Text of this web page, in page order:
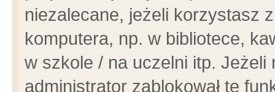
niezalecane, jeżeli korzystasz
komputera, np. w bibliotece,
w szkole / na uczelni itp.
administrator zablokował tę